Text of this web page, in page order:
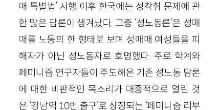
매 특별법’ 시행 이후 한국에는 성착취 문제에 관
한 많은 담론이 생겨났다. 그중 ‘성노동론’은 성매
매를 노동의 한 형태로 보며 성매매 여성들을 피
해자가 아닌 성노동자로 호명했다. 주로 학계와
페미니즘 연구자들이 주도해온 기존 성노동 담론
에 대한 비판적인 목소리가 대중적으로 열린 것
은 ‘강남역 10번 출구’로 상징되는 ‘페미니즘 리부